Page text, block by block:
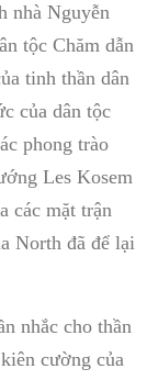
nhà Nguyễn
tộc Chăm dẫn
tinh thần dân
của dân tộc
phong trào
Les Kosem
các mặt trận
North đã để lại
nhắc cho thần
cường của